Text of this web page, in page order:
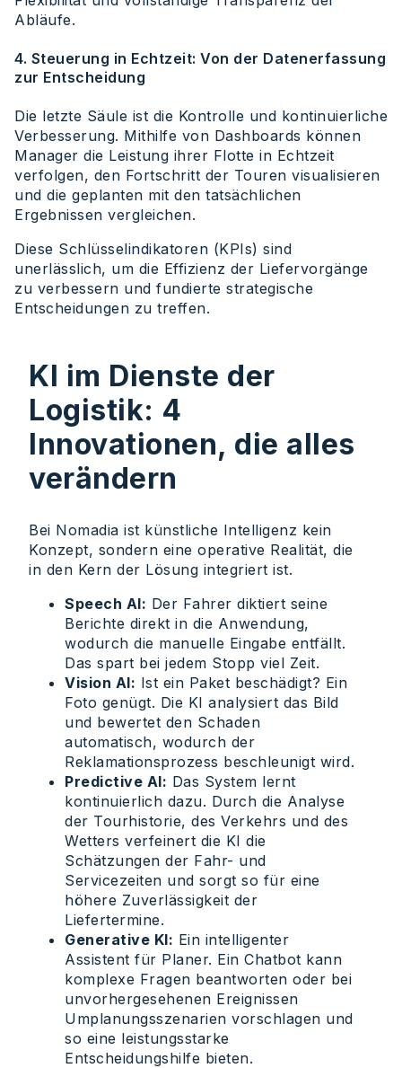
Abläufe.
4. Steuerung in Echtzeit: Von der Datenerfassung
zur Entscheidung
Die letzte Säule ist die Kontrolle und kontinuierliche
Verbesserung. Mithilfe von Dashboards können
Manager die Leistung ihrer Flotte in Echtzeit
verfolgen, den Fortschritt der Touren visualisieren
und die geplanten mit den tatsächlichen
Ergebnissen vergleichen.
Diese Schlüsselindikatoren (KPIs) sind
unerlässlich, um die Effizienz der Liefervorgänge
zu verbessern und fundierte strategische
Entscheidungen zu treffen.
KI im Dienste der
Logistik: 4
Innovationen, die alles
verändern
Bei Nomadia ist künstliche Intelligenz kein
Konzept, sondern eine operative Realität, die
in den Kern der Lösung integriert ist.
Speech AI: Der Fahrer diktiert seine
Berichte direkt in die Anwendung,
wodurch die manuelle Eingabe entfällt.
Das spart bei jedem Stopp viel Zeit.
Vision AI: Ist ein Paket beschädigt? Ein
Foto genügt. Die KI analysiert das Bild
und bewertet den Schaden
automatisch, wodurch der
Reklamationsprozess beschleunigt wird.
Predictive AI: Das System lernt
kontinuierlich dazu. Durch die Analyse
der Tourhistorie, des Verkehrs und des
Wetters verfeinert die KI die
Schätzungen der Fahr- und
Servicezeiten und sorgt so für eine
höhere Zuverlässigkeit der
Liefertermine.
Generative KI: Ein intelligenter
Assistent für Planer. Ein Chatbot kann
komplexe Fragen beantworten oder bei
unvorhergesehenen Ereignissen
Umplanungsszenarien vorschlagen und
so eine leistungsstarke
Entscheidungshilfe bieten.